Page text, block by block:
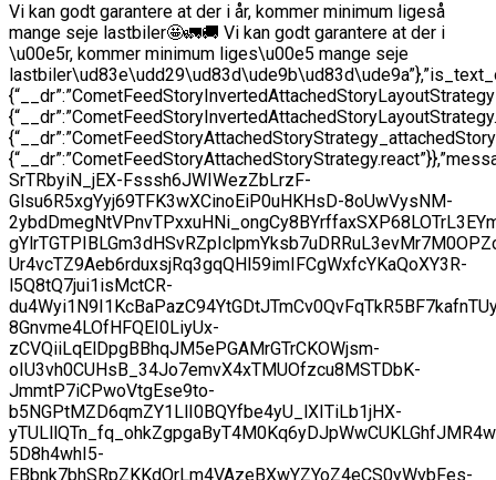
Vi kan godt garantere at der i år, kommer minimum ligeså
mange seje lastbiler🤩🚛🚚 Vi kan godt garantere at der i
\u00e5r, kommer minimum liges\u00e5 mange seje
SrTRbyiN_jEX-Fsssh6JWIWezZbLrzF-
Glsu6R5xgYyj69TFK3wXCinoEiP0uHKHsD-8oUwVysNM-
Ur4vcTZ9Aeb6rduxsjRq3gqQHl59imIFCgWxfcYKaQoXY3R-
l5Q8tQ7jui1isMctCR-
8Gnvme4LOfHFQEI0LiyUx-
zCVQiiLqElDpgBBhqJM5ePGAMrGTrCKOWjsm-
oIU3vh0CUHsB_34Jo7emvX4xTMUOfzcu8MSTDbK-
JmmtP7iCPwoVtgEse9to-
b5NGPtMZD6qmZY1LlI0BQYfbe4yU_lXITiLb1jHX-
5D8h4whI5-
EBbnk7bhSRpZKKdOrLm4VAzeBXwYZYoZ4eCS0yWvbFes-